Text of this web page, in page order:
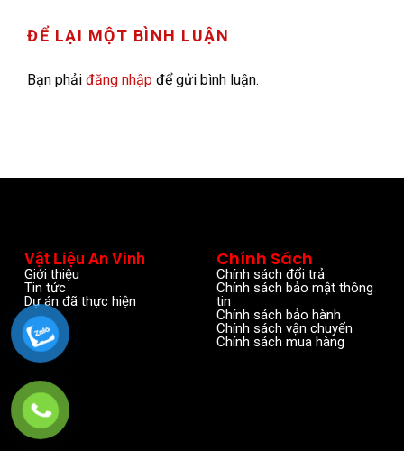
ĐỂ LẠI MỘT BÌNH LUẬN
Bạn phải đăng nhập để gửi bình luận.
Vật Liệu An Vinh
Giới thiệu
Tin tức
Dự án đã thực hiện
Chính Sách
Chính sách đổi trả
Chính sách bảo mật thông
tin
Chính sách bảo hành
Chính sách vận chuyển
Chính sách mua hàng